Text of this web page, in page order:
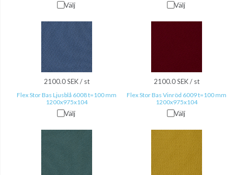
Välj Välj
2100.0 SEK / st
Flex Stor Bas Ljusblå 6008 t=100 mm
1200x975x104
Välj
2100.0 SEK / st
Flex Stor Bas Vinröd 6009 t=100 mm
1200x975x104
Välj